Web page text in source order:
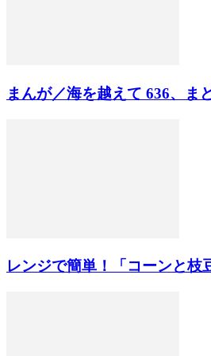
まんが／海を越えて 636、ま
レンジで簡単！「コーンと枝